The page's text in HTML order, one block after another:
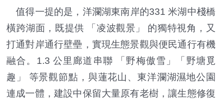
值得一提的是，洋瀾湖東南岸的331 米湖中棧橋
橫跨湖面，既提供 「凌波觀景」 的獨特視角，又
打通對岸通行壁壘，實現生態景觀與便民通行有機
融合。1.3 公里廊道串聯 「野梅傲雪」「野塘覓
趣」 等景觀節點，與蓮花山、東洋瀾湖濕地公園
連成一體，建設中保留大量原有老樹，讓生態修復